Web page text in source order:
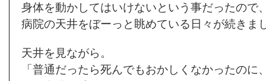
身体を動かしてはいけないという事だったので
病院の天井をぼーっと眺めている日々が続きま
天井を見ながら。
「普通だったら死んでもおかしくなかったのに